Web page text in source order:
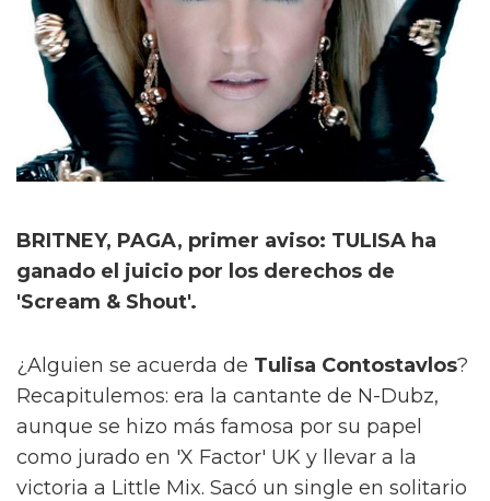
BRITNEY, PAGA, primer aviso: TULISA ha
ganado el juicio por los derechos de
'Scream & Shout'.
¿Alguien se acuerda de Tulisa Contostavlos?
Recapitulemos: era la cantante de N-Dubz,
aunque se hizo más famosa por su papel
como jurado en 'X Factor' UK y llevar a la
victoria a Little Mix. Sacó un single en solitario